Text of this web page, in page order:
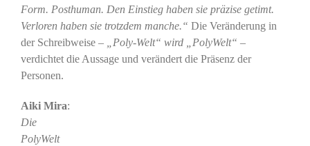
Form. Posthuman. Den Einstieg haben sie präzise getimt.
Verloren haben sie trotzdem manche.“ Die Veränderung in
der Schreibweise –
„Poly-Welt“ wird „PolyWelt“ –
verdichtet die Aussage und verändert die Präsenz der
Personen.
Aiki Mira:
Die
PolyWelt